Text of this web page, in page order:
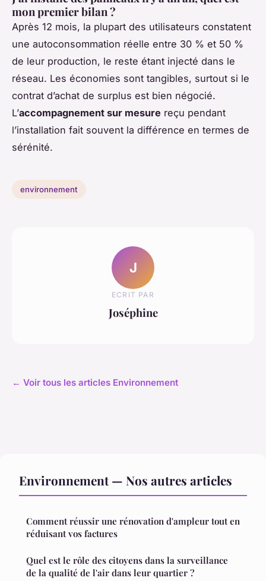
mon premier bilan ?
Après 12 mois, la plupart des utilisateurs constatent
une autoconsommation réelle entre 30 % et 50 %
de leur production, le reste étant injecté dans le
réseau. Les économies sont tangibles, surtout si le
contrat d’achat de surplus est bien négocié.
L’accompagnement sur mesure reçu pendant
l’installation fait souvent la différence en termes de
sérénité.
environnement
J
ECRIT PAR
Joséphine
← Voir tous les articles Environnement
Environnement — Nos autres articles
Comment réussir une rénovation d'ampleur tout en
réduisant vos factures
Quel est le rôle des citoyens dans la surveillance
de la qualité de l'air dans leur quartier ?